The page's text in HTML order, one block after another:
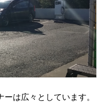
は広々としています。